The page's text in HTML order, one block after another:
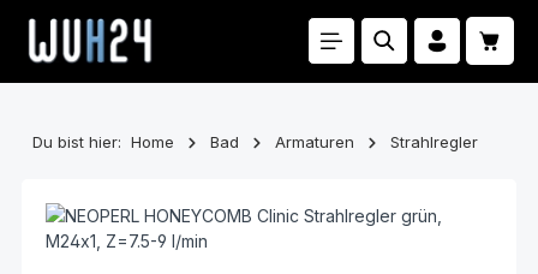
Zum Hauptinhalt springen
Du bist hier: Home Bad Armaturen Strahlregler